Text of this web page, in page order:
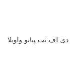
اف نت پیانو واویلا